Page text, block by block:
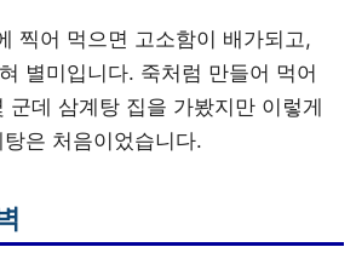
찍어 먹으면 고소함이 배가되고,
별미입니다. 죽처럼 만들어 먹어
군데 삼계탕 집을 가봤지만 이렇게
은 처음이었습니다.